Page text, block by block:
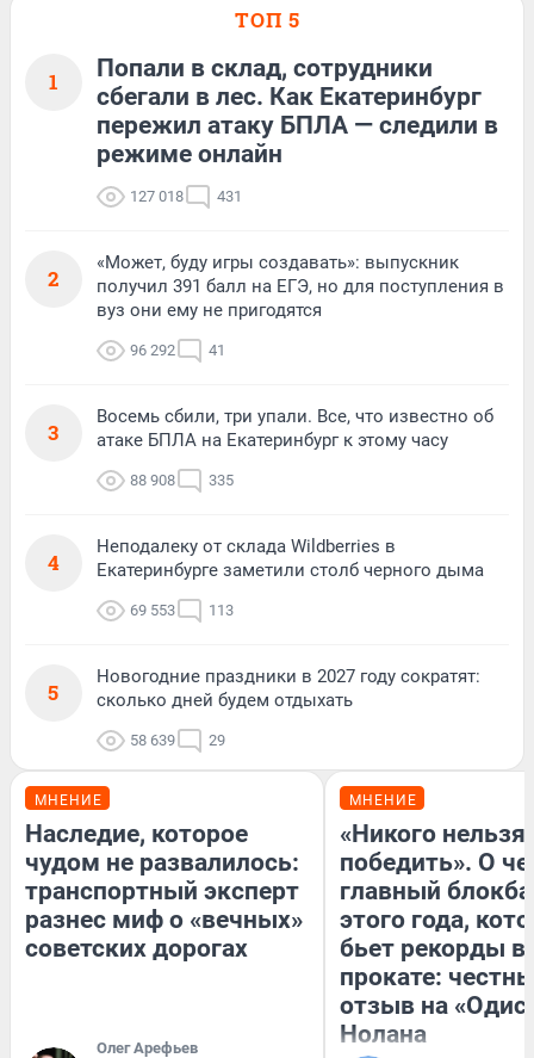
ТОП 5
1
Попали в склад, сотрудники
сбегали в лес. Как Екатеринбург
пережил атаку БПЛА — следили в
режиме онлайн
127 018 431
2
«Может, буду игры создавать»: выпускник
получил 391 балл на ЕГЭ, но для поступления в
вуз они ему не пригодятся
96 292 41
3
Восемь сбили, три упали. Все, что известно об
атаке БПЛА на Екатеринбург к этому часу
88 908 335
4
Неподалеку от склада Wildberries в
Екатеринбурге заметили столб черного дыма
69 553 113
5
Новогодние праздники в 2027 году сократят:
сколько дней будем отдыхать
58 639 29
МНЕНИЕ
Наследие, которое
чудом не развалилось:
транспортный эксперт
разнес миф о «вечных»
советских дорогах
Олег Арефьев
МНЕНИЕ
«Никого нельзя
победить». О
главный
этого года,
бьет рекорды в
прокате:
отзыв на
Нолана